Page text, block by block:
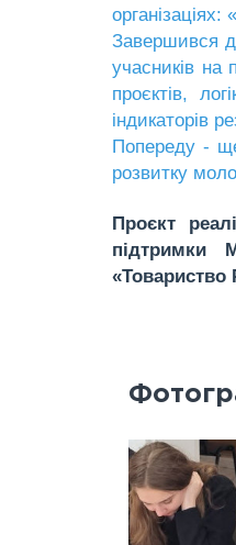
Завершився
учасників на
проєктів,
індикаторів
Попереду -
розвитку
Проєкт
підтримки
«Товариство